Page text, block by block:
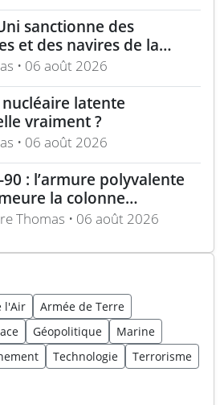
sanctionne des
et des navires de la
à Moscou
• 06 août 2026
latente
vraiment ?
• 06 août 2026
90 : l’armure polyvalente
la colonne
blindée russe
Thomas • 06 août 2026
l'Air
Armée de Terre
Géopolitique
Marine
Technologie
Terrorisme